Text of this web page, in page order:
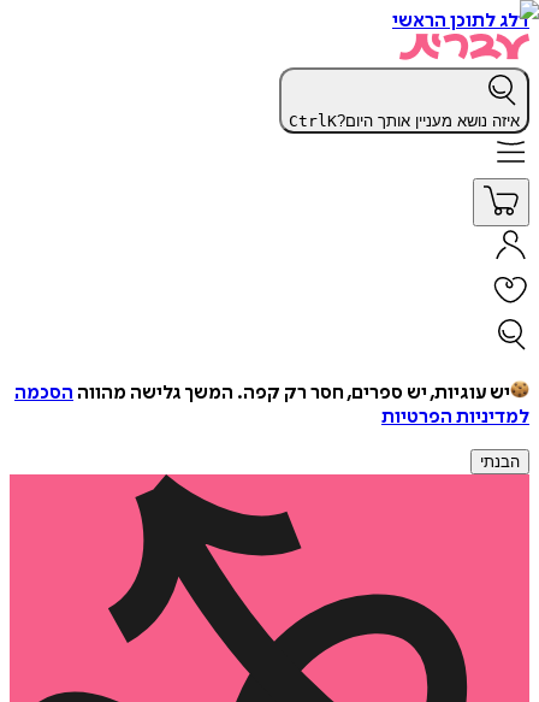
דלג לתוכן הראשי
איזה נושא מעניין אותך היום? CtrlK
יש עוגיות, יש ספרים, חסר רק קפה. המשך גלישה מהווה הסכמה
למדיניות הפרטיות
הבנתי